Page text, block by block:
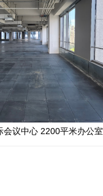
会议中心 2200平米办公室